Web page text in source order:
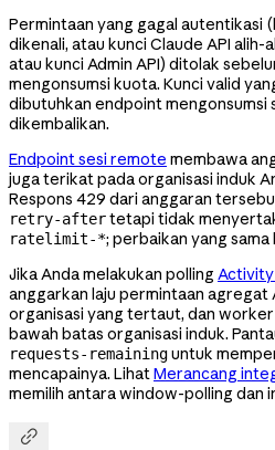
Permintaan yang gagal autentikasi
dikenali, atau kunci Claude API alih-
atau kunci Admin API) ditolak
mengonsumsi kuota. Kunci valid
dibutuhkan endpoint mengonsumsi
dikembalikan.
Endpoint sesi remote membawa
juga terikat pada organisasi induk
Respons 429 dari anggaran
retry-aftertetapi tidak
ratelimit-*; perbaikan yang sama
Jika Anda melakukan polling
anggarkan laju permintaan agregat
organisasi yang tertaut, dan
bawah batas organisasi induk.
requests-remaininguntuk
mencapainya. LihatMerancang
memilih antara window-polling dan
